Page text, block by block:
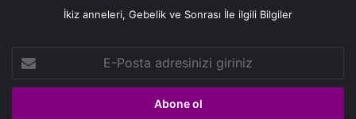
İkiz anneleri, Gebelik ve Sonrası İle ilgili Bilgiler
Posta
adresinizi